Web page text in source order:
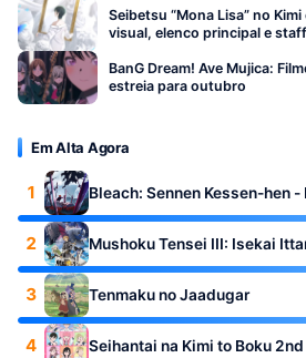
Seibetsu “Mona Lisa” no
visual, elenco principal e staff
BanG Dream! Ave Mujica:
estreia para outubro
Em Alta Agora
1 Bleach: Sennen Kessen-hen
2 Mushoku Tensei III: Isekai
3 Tenmaku no Jaadugar
4 Seihantai na Kimi to Boku